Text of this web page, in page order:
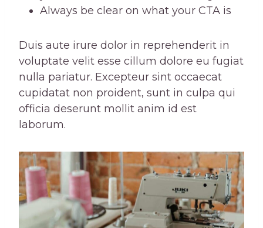
Always be clear on what your CTA is
Duis aute irure dolor in reprehenderit in
voluptate velit esse cillum dolore eu fugiat
nulla pariatur. Excepteur sint occaecat
cupidatat non proident, sunt in culpa qui
officia deserunt mollit anim id est
laborum.